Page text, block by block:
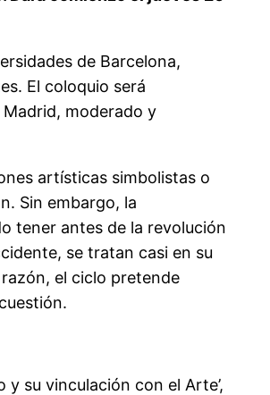
de Barcelona,
El coloquio será
moderado y
artísticas simbolistas o
Sin embargo, la
tener antes de la revolución
se tratan casi en su
el ciclo pretende
su vinculación con el Arte’,